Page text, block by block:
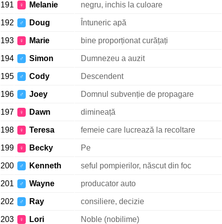
191 ♀ Melanie negru, inchis la culoare
192 ♂ Doug Întuneric apă
193 ♀ Marie bine proporționat curățați
194 ♂ Simon Dumnezeu a auzit
195 ♂ Cody Descendent
196 ♂ Joey Domnul subvenție de propagare
197 ♀ Dawn dimineață
198 ♀ Teresa femeie care lucrează la recoltare
199 ♀ Becky Pe
200 ♂ Kenneth seful pompierilor, născut din foc
201 ♂ Wayne producator auto
202 ♂ Ray consiliere, decizie
203 ♀ Lori Noble (nobilime)